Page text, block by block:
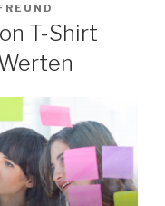
T-Shirt